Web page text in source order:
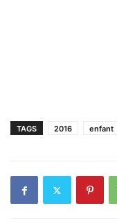
TAGS 2016 enfant